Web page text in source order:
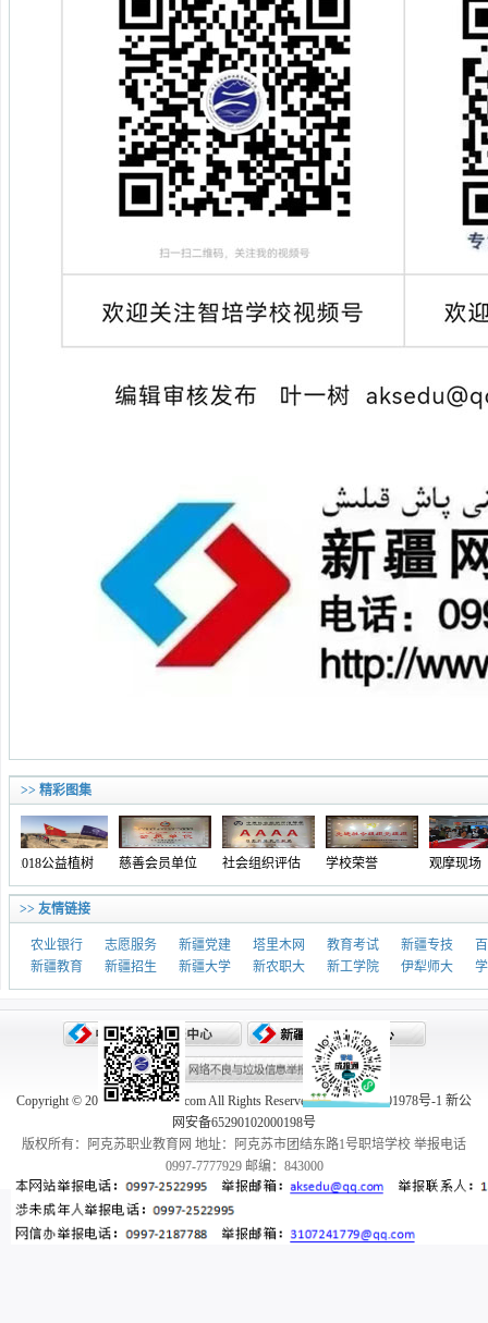
>> 精彩图集
公益植树 慈善会员单位 社会组织评估 学校荣誉 观摩现场
>> 友情链接
农业银行 志愿服务 新疆党建 塔里木网 教育考试 新疆专技
新疆教育
新疆招生 新疆大学 新农职大 新工学院 伊犁师大
Copyright © 2005-2026 aksedu.com All Rights Reserved. 新ICP备10001978号-1 新公
网安备65290102000198号
版权所有：阿克苏职业教育网 地址：阿克苏市团结东路1号职培学校 举报电话
0997-7777929 邮编：843000